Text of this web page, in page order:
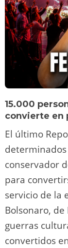
15.000
convierte en
El último
conservador
para
servicio de la
Bolsonaro,
guerras
convertidos